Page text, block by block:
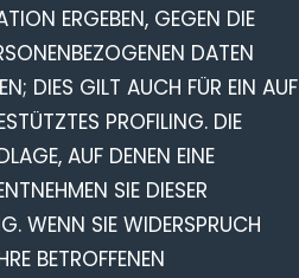
ERGEBEN, GEGEN DIE
DATEN
DIES GILT AUCH FÜR EIN AUF
PROFILING. DIE
AUF DENEN EINE
SIE DIESER
WENN SIE WIDERSPRUCH
BETROFFENEN